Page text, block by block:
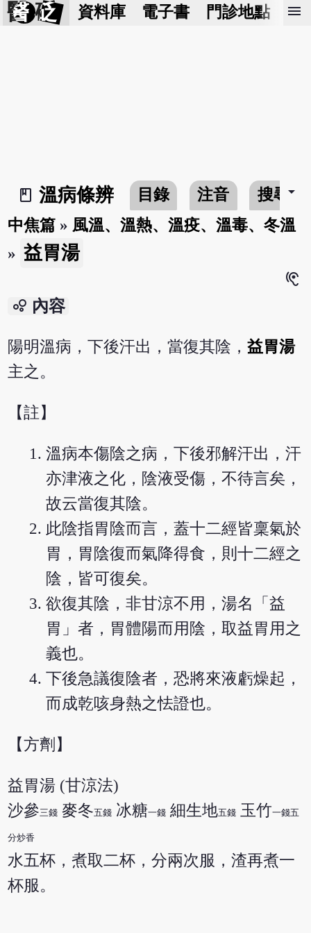
醫 砭 資料庫 電子書 門診地點 預
menu
book_2
溫病條辨 目錄 注音 搜尋arrow_drop_down
中焦篇 » 風溫、溫熱、溫疫、溫毒、冬溫
» 益胃湯
hearing
bubble_chart 內容
陽明溫病，下後汗出，當復其陰，益胃湯
主之。
【註】
溫病本傷陰之病，下後邪解汗出，汗
亦津液之化，陰液受傷，不待言矣，
故云當復其陰。
此陰指胃陰而言，蓋十二經皆稟氣於
胃，胃陰復而氣降得食，則十二經之
陰，皆可復矣。
欲復其陰，非甘涼不用，湯名「益
胃」者，胃體陽而用陰，取益胃用之
義也。
下後急議復陰者，恐將來液虧燥起，
而成乾咳身熱之怯證也。
【方劑】
益胃湯 (甘涼法)
沙參三錢 麥冬五錢 冰糖一錢 細生地五錢 玉竹一錢五
分炒香
水五杯，煮取二杯，分兩次服，渣再煮一
杯服。